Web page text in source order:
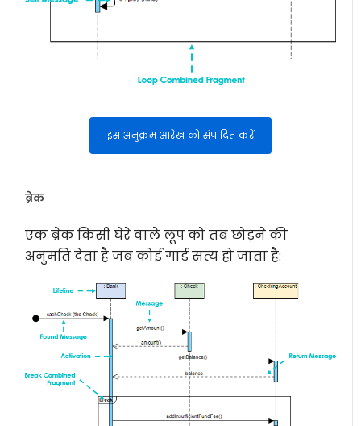
इस अनुक्रम आरेख को संपादित करें
ब्रेक
एक ब्रेक किसी घेरे वाले लूप को तब छोड़ने की
अनुमति देता है जब कोई गार्ड सत्य हो जाता है: